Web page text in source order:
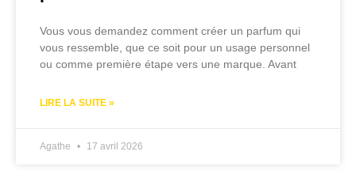
Vous vous demandez comment créer un parfum qui
vous ressemble, que ce soit pour un usage personnel
ou comme première étape vers une marque. Avant
LIRE LA SUITE »
Agathe 17 avril 2026